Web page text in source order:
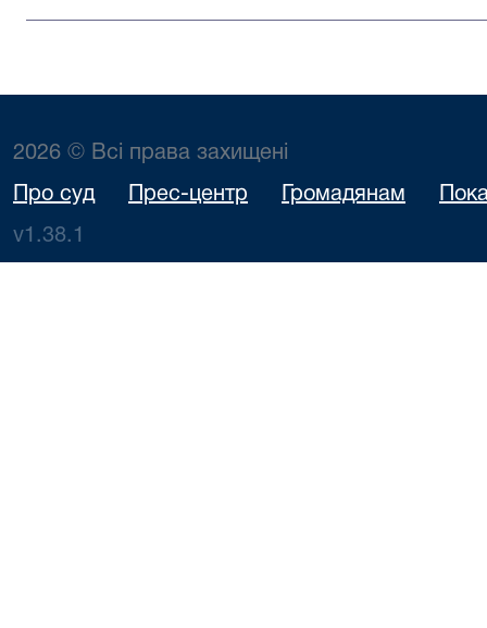
2026 © Всі права захищені
Про суд Прес-центр Громадянам
v1.38.1